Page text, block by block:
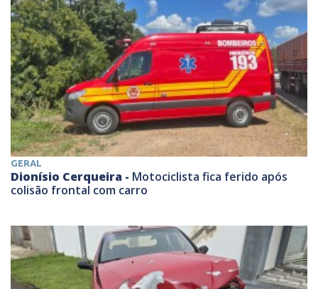
GERAL
Dionísio Cerqueira - Motociclista fica ferido após
colisão frontal com carro